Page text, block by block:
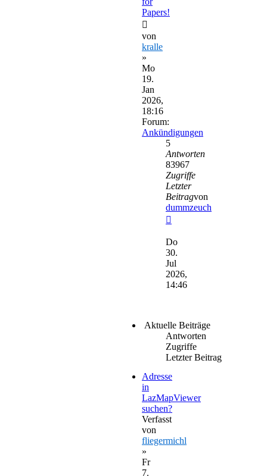
Papers!
von
kralle
»
Mo
19.
Jan
2026,
18:16
Forum:
Ankündigungen
5
Antworten
83967
Zugriffe
Letzter
Beitragvon
dummzeuch
Beitrag
Do
30.
Jul
2026,
14:46
Aktuelle Beiträge
Antworten
Zugriffe
Letzter Beitrag
Adresse
in
LazMapViewer
suchen?
Verfasst
von
fliegermichl
»
Fr
7.